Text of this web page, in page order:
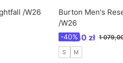
/W26
Burton Men's
/W26
Cena
647,40 zł 1
-40%
S M